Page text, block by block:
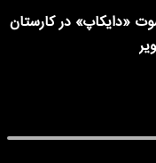
«دایکاپ» در کارستان